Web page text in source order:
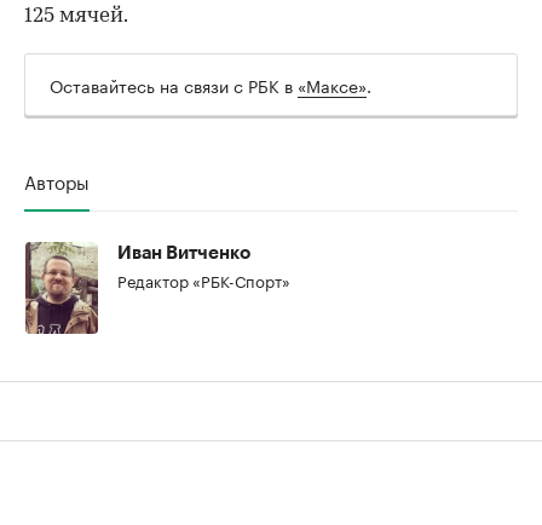
125 мячей.
Оставайтесь на связи с РБК в «Максе».
Авторы
Иван Витченко
Редактор «РБК-Спорт»